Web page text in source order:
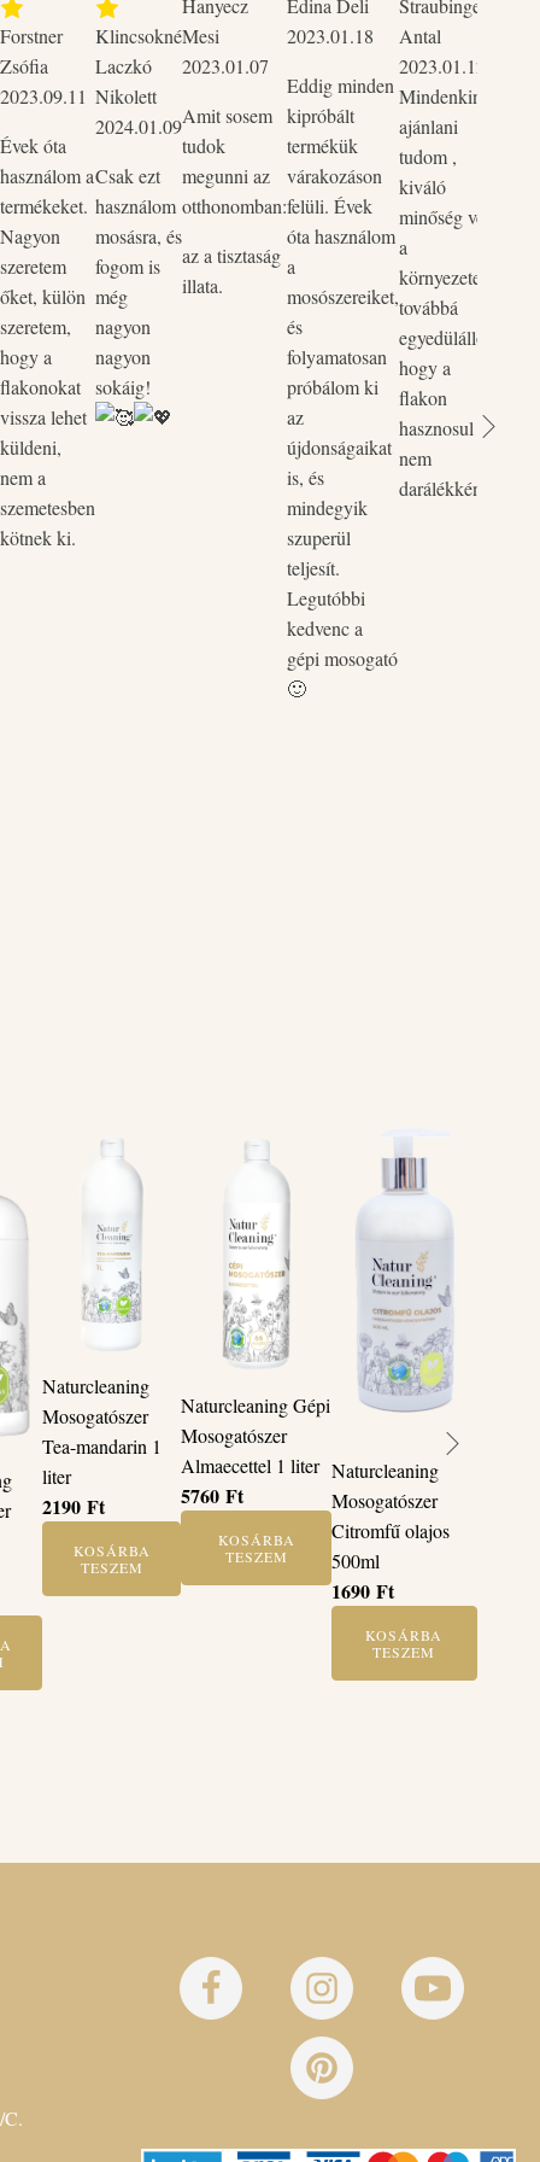
Forstner
Zsófia
2023.09.11
Évek óta
használom a
termékeket.
Nagyon
szeretem
őket, külön
szeretem,
hogy a
flakonokat
vissza lehet
küldeni,
nem a
szemetesben
kötnek ki.
Klincsokné
Laczkó
Nikolett
2024.01.09
Csak ezt
használom
mosásra, és
fogom is
még
nagyon
nagyon
sokáig!
Hanyecz
Mesi
2023.01.07
Amit sosem
tudok
megunni az
otthonomban:
az a tisztaság
illata.
Edina Deli
2023.01.18
Eddig minden
kipróbált
termékük
várakozáson
felüli. Évek
óta használom
a
mosószereiket,
és
folyamatosan
próbálom ki
az
újdonságaikat
is, és
mindegyik
szuperül
teljesít.
Legutóbbi
kedvenc a
gépi mosogató
🙂
Straubinger
Antal
2023.01.12
Mindenkinek
ajánlani
tudom ,
kiváló
minőség védi
a
környezetet,
továbbá
egyedülálló,
hogy a
flakon
hasznosul
nem
darálékként.
Naturcleaning
Mosogatószer
Tea-mandarin 1
liter
2190 Ft
KOSÁRBA
TESZEM
Naturcleaning Gépi
Mosogatószer
Almaecettel 1 liter
5760Ft
KOSÁRBA
TESZEM
Naturcleaning
Mosogatószer
Citromfű olajos
500ml
1690 Ft
KOSÁRBA
TESZEM